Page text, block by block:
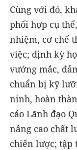
Cùng với đó,
phối hợp cụ
nhiệm, cơ chế
việc; định kỳ
vướng mắc,
chuẩn bị kỹ
ninh, hoàn
cáo Lãnh đạo
nâng cao chất
chiến lược; tập